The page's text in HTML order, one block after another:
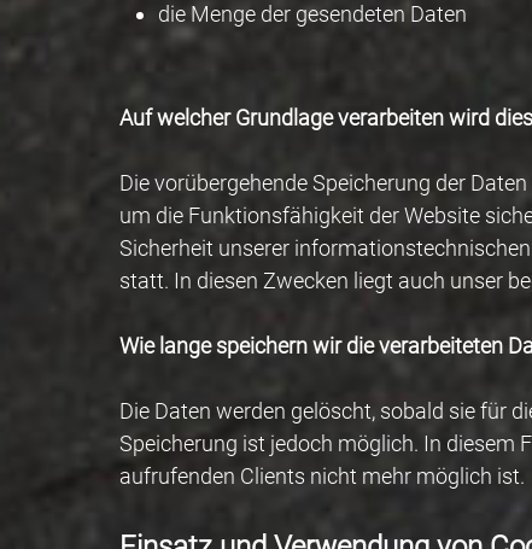
die Menge der gesendeten Daten
Auf welcher Grundlage verarbeiten wird
Die vorübergehende Speicherung der
um die Funktionsfähigkeit der Website
Sicherheit unserer
statt. In diesen Zwecken liegt auch unser
Wie lange speichern wir die verarbeiteten
Die Daten werden gelöscht, sobald sie für
Speicherung ist jedoch möglich. In diesem
aufrufenden Clients nicht mehr möglich ist.